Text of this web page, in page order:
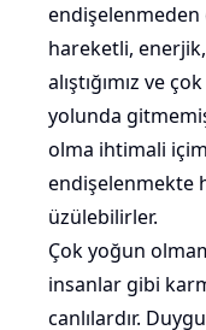
endişelenmeden
hareketli,
alıştığımız ve
yolunda
olma ihtimali
endişelenmekte
üzülebilirler.
Çok yoğun
insanlar gibi
canlılardır.